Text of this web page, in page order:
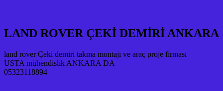
LAND ROVER ÇEKİ DEMİRİ ANKARA
land rover Çeki demiri takma montajı ve araç proje firması
USTA mühendislik ANKARA DA
05323118894